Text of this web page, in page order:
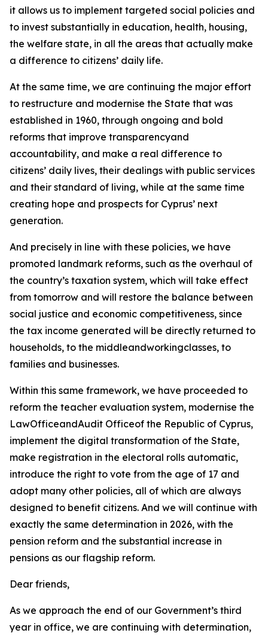
it allows us to implement targeted social policies and
to invest substantially in education, health, housing,
the welfare state, in all the areas that actually make
a difference to citizens’ daily life.
At the same time, we are continuing the major effort
to restructure and modernise the State that was
established in 1960, through ongoing and bold
reforms that improve transparencyand
accountability, and make a real difference to
citizens’ daily lives, their dealings with public services
and their standard of living, while at the same time
creating hope and prospects for Cyprus’ next
generation.
And precisely in line with these policies, we have
promoted landmark reforms, such as the overhaul of
the country’s taxation system, which will take effect
from tomorrow and will restore the balance between
social justice and economic competitiveness, since
the tax income generated will be directly returned to
households, to the middleandworkingclasses, to
families and businesses.
Within this same framework, we have proceeded to
reform the teacher evaluation system, modernise the
LawOfficeandAudit Officeof the Republic of Cyprus,
implement the digital transformation of the State,
make registration in the electoral rolls automatic,
introduce the right to vote from the age of 17 and
adopt many other policies, all of which are always
designed to benefit citizens. And we will continue with
exactly the same determination in 2026, with the
pension reform and the substantial increase in
pensions as our flagship reform.
Dear friends,
As we approach the end of our Government’s third
year in office, we are continuing with determination,